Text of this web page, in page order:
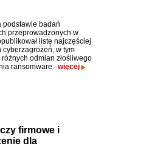
podstawie badań
przeprowadzonych w
listę najczęściej
cyberzagrożeń, w tym
odmian złośliwego
ransomware. więcej
firmowe i
dla